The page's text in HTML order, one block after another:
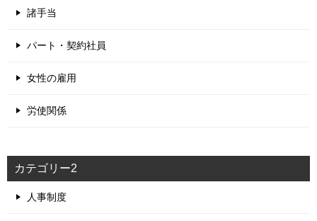
諸手当
パート・契約社員
女性の雇用
労使関係
カテゴリー2
人事制度